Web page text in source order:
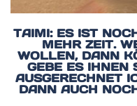
TAIMI: ES IST
MEHR ZEIT.
WOLLEN, DANN
GEBE ES IHNEN
USGERECHNET
ANN AUCH